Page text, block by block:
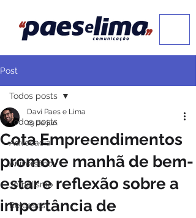
Post
Todos posts
Advocacia
Aniversário
Jornalismo
Releases
Todos posts
Cota Empreendimentos
promove manhã de bem-
estar e reflexão sobre a
importância de
Davi Paes e Lima
19 de jun.